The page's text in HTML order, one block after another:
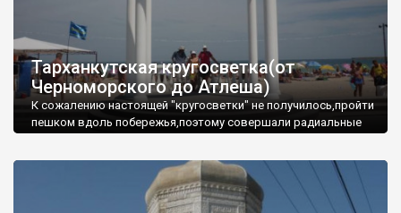
Тарханкутская кругосветка(от
Черноморского до Атлеша)
К сожалению настоящей "кругосветки" не получилось,пройти
пешком вдоль побережья,поэтому совершали радиальные